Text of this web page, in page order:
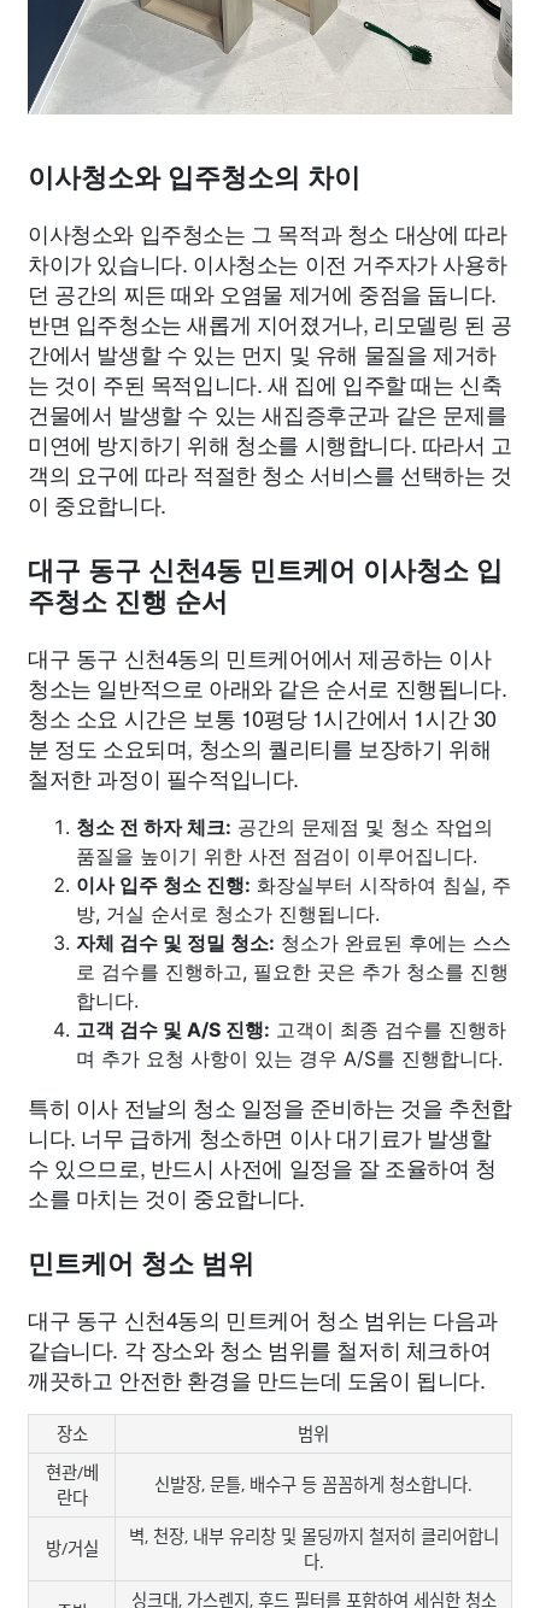
이사청소와 입주청소의 차이
이사청소와 입주청소는 그 목적과 청소 대상에 따라
차이가 있습니다. 이사청소는 이전 거주자가 사용하
던 공간의 찌든 때와 오염물 제거에 중점을 둡니다.
반면 입주청소는 새롭게 지어졌거나, 리모델링 된 공
간에서 발생할 수 있는 먼지 및 유해 물질을 제거하
는 것이 주된 목적입니다. 새 집에 입주할 때는 신축
건물에서 발생할 수 있는 새집증후군과 같은 문제를
미연에 방지하기 위해 청소를 시행합니다. 따라서 고
객의 요구에 따라 적절한 청소 서비스를 선택하는 것
이 중요합니다.
대구 동구 신천4동 민트케어 이사청소 입
주청소 진행 순서
대구 동구 신천4동의 민트케어에서 제공하는 이사
청소는 일반적으로 아래와 같은 순서로 진행됩니다.
청소 소요 시간은 보통 10평당 1시간에서 1시간 30
분 정도 소요되며, 청소의 퀄리티를 보장하기 위해
철저한 과정이 필수적입니다.
청소 전 하자 체크: 공간의 문제점 및 청소 작업의
품질을 높이기 위한 사전 점검이 이루어집니다.
이사 입주 청소 진행: 화장실부터 시작하여 침실, 주
방, 거실 순서로 청소가 진행됩니다.
자체 검수 및 정밀 청소: 청소가 완료된 후에는 스스
로 검수를 진행하고, 필요한 곳은 추가 청소를 진행
합니다.
고객 검수 및 A/S 진행: 고객이 최종 검수를 진행하
며 추가 요청 사항이 있는 경우 A/S를 진행합니다.
특히 이사 전날의 청소 일정을 준비하는 것을 추천합
니다. 너무 급하게 청소하면 이사 대기료가 발생할
수 있으므로, 반드시 사전에 일정을 잘 조율하여 청
소를 마치는 것이 중요합니다.
민트케어 청소 범위
대구 동구 신천4동의 민트케어 청소 범위는 다음과
같습니다. 각 장소와 청소 범위를 철저히 체크하여
깨끗하고 안전한 환경을 만드는데 도움이 됩니다.
장소
범위
현관/베
란다
신발장, 문틀, 배수구 등 꼼꼼하게 청소합니다.
방/거실
벽, 천장, 내부 유리창 및 몰딩까지 철저히 클리어합니
다.
싱크대, 가스렌지, 후드 필터를 포함하여 세심한 청소